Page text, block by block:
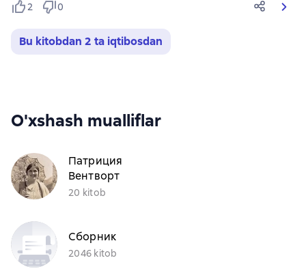
2 0
Bu kitobdan 2 ta iqtibosdan
O'xshash mualliflar
Патриция
Вентворт
20 kitob
Сборник
2046 kitob